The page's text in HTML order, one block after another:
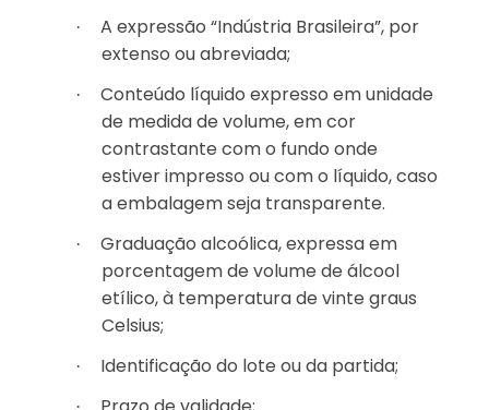
·
A expressão “Indústria Brasileira”, por
extenso ou abreviada;
·
Conteúdo líquido expresso em unidade
de medida de volume, em cor
contrastante com o fundo onde
estiver impresso ou com o líquido, caso
a embalagem seja transparente.
·
Graduação alcoólica, expressa em
porcentagem de volume de álcool
etílico, à temperatura de vinte graus
Celsius;
· Identificação do lote ou da partida;
·